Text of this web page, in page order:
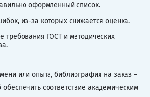
оформленный список.
из-за которых снижается оценка.
требования ГОСТ и методических
или опыта, библиография на заказ –
соответствие академическим